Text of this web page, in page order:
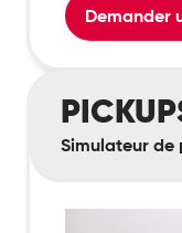
Demander
Simulateur de